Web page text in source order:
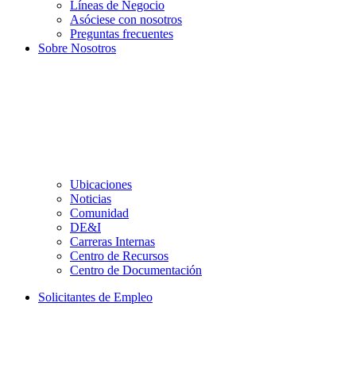
Líneas de Negocio
Asóciese con nosotros
Preguntas frecuentes
Sobre Nosotros
Ubicaciones
Noticias
Comunidad
DE&I
Carreras Internas
Centro de Recursos
Centro de Documentación
Solicitantes de Empleo